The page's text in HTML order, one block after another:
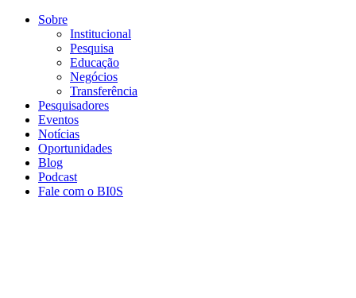
Conteúdo principal
Sobre
Institucional
Pesquisa
Educação
Negócios
Transferência
Pesquisadores
Eventos
Notícias
Oportunidades
Blog
Podcast
Fale com o BI0S